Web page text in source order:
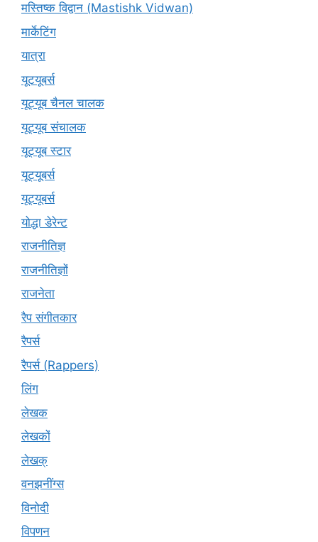
मस्तिष्क विद्वान (Mastishk Vidwan)
मार्केटिंग
यात्रा
यूटयूबर्स
यूट्यूब चैनल चालक
यूट्यूब संचालक
यूट्यूब स्टार
यूट्यूबर्स
यूट्‍यूबर्स
योद्धा डेरेन्ट
राजनीतिज्ञ
राजनीतिज्ञों
राजनेता
रैप संगीतकार
रैपर्स
रैपर्स (Rappers)
लिंग
लेखक
लेखकों
लेखक्
वनझनींग्स
विनोदी
विपणन